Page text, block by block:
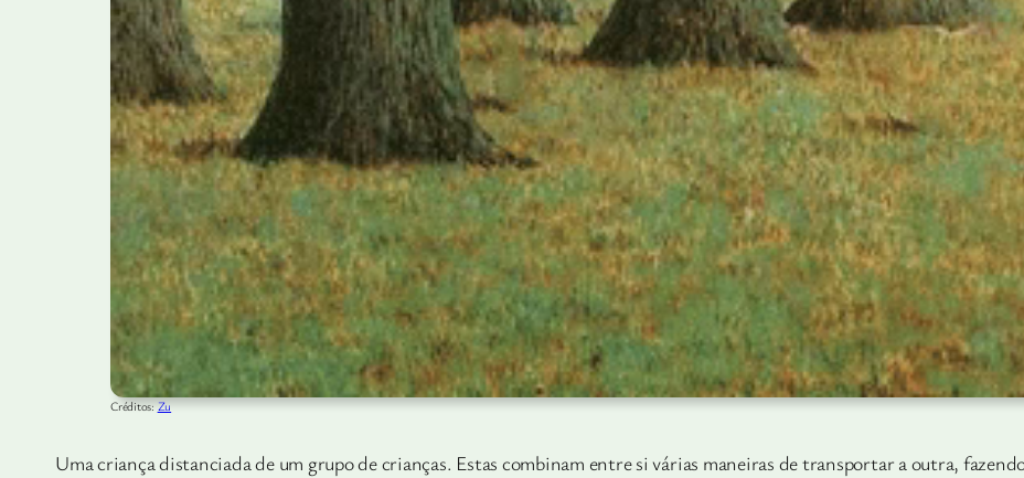
Créditos:Zu
Uma criança distanciada de um grupo de crianças. Estas combinam entre si várias maneiras de transportar a outra,